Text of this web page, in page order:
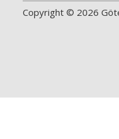
Copyright © 2026